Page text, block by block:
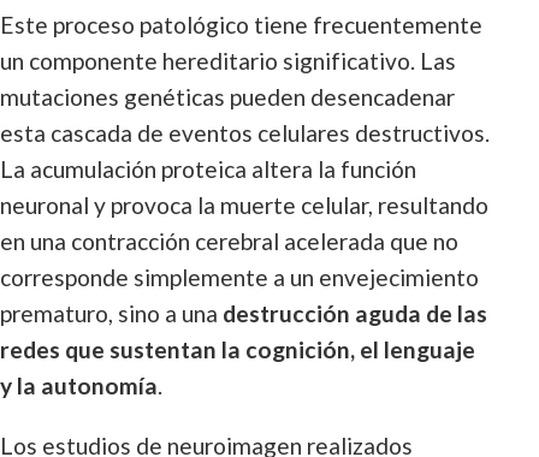
Este proceso patológico tiene frecuentemente
un componente hereditario significativo. Las
mutaciones genéticas pueden desencadenar
esta cascada de eventos celulares destructivos.
La acumulación proteica altera la función
neuronal y provoca la muerte celular, resultando
en una contracción cerebral acelerada que no
corresponde simplemente a un envejecimiento
prematuro, sino a una destrucción aguda de las
redes que sustentan la cognición, el lenguaje
y la autonomía.
Los estudios de neuroimagen realizados